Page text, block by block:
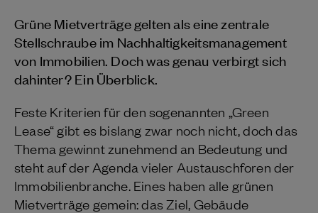
Grüne Mietverträge gelten als eine zentrale
Stellschraube im Nachhaltigkeitsmanagement
von Immobilien. Doch was genau verbirgt sich
dahinter? Ein Überblick.
Feste Kriterien für den sogenannten „Green
Lease“ gibt es bislang zwar noch nicht, doch das
Thema gewinnt zunehmend an Bedeutung und
steht auf der Agenda vieler Austauschforen der
Immobilienbranche. Eines haben alle grünen
Mietverträge gemein: das Ziel, Gebäude